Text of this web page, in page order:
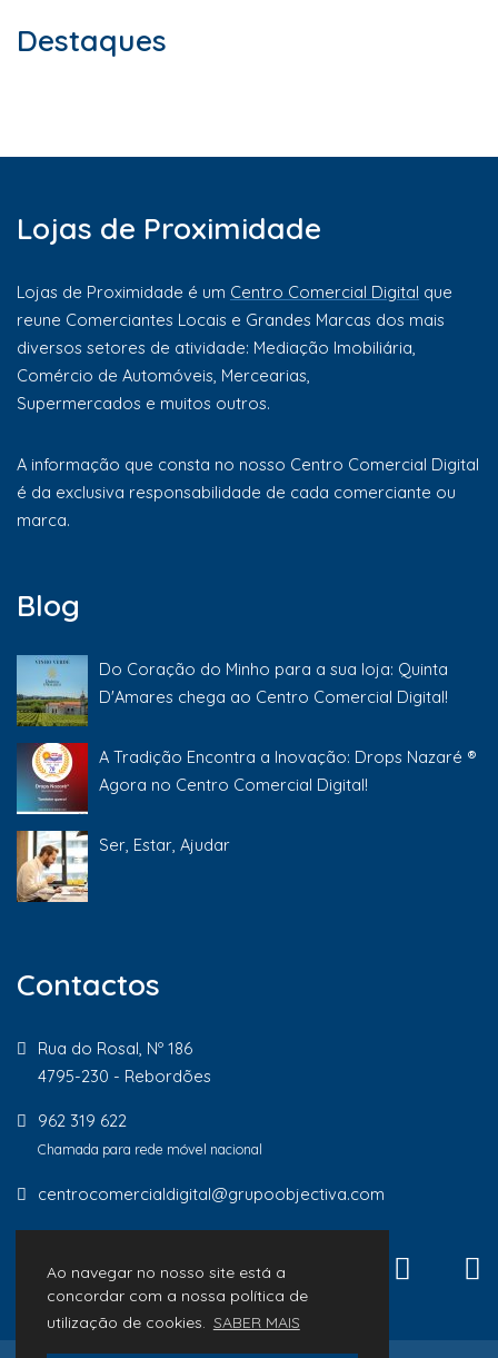
Ao navegar no nosso site está a
concordar com a nossa política de
utilização de cookies. SABER MAIS
Destaques
Lojas de Proximidade
Lojas de Proximidade é um Centro Comercial Digital que
reune Comerciantes Locais e Grandes Marcas dos mais
diversos setores de atividade: Mediação Imobiliária,
Comércio de Automóveis, Mercearias,
Supermercados e muitos outros.
A informação que consta no nosso Centro Comercial Digital
é da exclusiva responsabilidade de cada comerciante ou
marca.
Blog
Do Coração do Minho para a sua loja: Quinta
D'Amares chega ao Centro Comercial Digital!
A Tradição Encontra a Inovação: Drops Nazaré ®
Agora no Centro Comercial Digital!
Ser, Estar, Ajudar
Contactos
Rua do Rosal, Nº 186
4795-230 - Rebordões
962 319 622
Chamada para rede móvel nacional
centrocomercialdigital@grupoobjectiva.com